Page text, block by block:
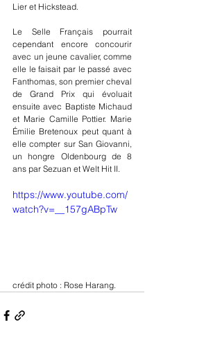
Lier et Hickstead.
Le Selle Français pourrait
cependant encore concourir
avec un jeune cavalier, comme
elle le faisait par le passé avec
Fanthomas, son premier cheval
de Grand Prix qui évoluait
ensuite avec Baptiste Michaud
et Marie Camille Pottier. Marie
Émilie Bretenoux peut quant à
elle compter sur San Giovanni,
un hongre Oldenbourg de 8
ans par Sezuan et Welt Hit II.
https://www.youtube.com/
watch?v=__157gABpTw
crédit photo : Rose Harang.